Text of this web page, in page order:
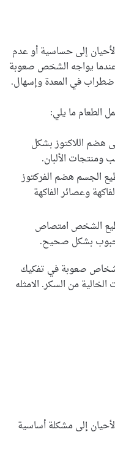
إلى حساسية أو عدم
يواجه الشخص صعوبة
في المعدة وإسهال.
الطعام ما يلي:
هضم اللاكتوز بشكل
الألبان.
الجسم هضم الفركتوز
وعصائر الفاكهة
الشخص امتصاص
بشكل صحيح.
صعوبة في تفكيك
من السكر. الامثله
إلى مشكلة أساسية